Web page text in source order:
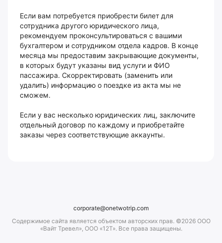
Если вам потребуется приобрести билет для
сотрудника другого юридического лица,
рекомендуем проконсультироваться с вашими
бухгалтером и сотрудником отдела кадров. В конце
месяца мы предоставим закрывающие документы,
в которых будут указаны вид услуги и ФИО
пассажира. Скорректировать (заменить или
удалить) информацию о поездке из акта мы не
сможем.
Если у вас несколько юридических лиц, заключите
отдельный договор по каждому и приобретайте
заказы через соответствующие аккаунты.
corporate@onetwotrip.com
Содержимое сайта является объектом авторских прав. ©2026 ООО
«Вайт Тревел», ООО «12Т». Все права защищены.